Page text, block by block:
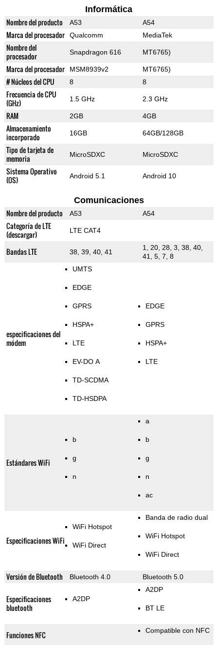
Informática
Nombre del producto A53 A54
Marca del procesador Qualcomm MediaTek
Nombre del
procesador
Snapdragon 616 MT6765)
Marca del procesador MSM8939v2 MT6765)
# Núcleos del CPU 8 8
Frecuencia de CPU
(GHz)
1.5 GHz 2.3 GHz
RAM 2GB 4GB
Almacenamiento
incorporado
16GB 64GB/128GB
Tipo de tarjeta de
memoria
MicroSDXC MicroSDXC
Sistema Operativo
(OS)
Android 5.1 Android 10
Comunicaciones
Nombre del producto A53 A54
Categoría de LTE
(descargar)
LTE CAT4
Bandas LTE 38, 39, 40, 41
1, 20, 28, 3, 38, 40,
41, 5, 7, 8
especificaciones del
módem
UMTS
EDGE
GPRS
HSPA+
LTE
EV-DO A
TD-SCDMA
TD-HSDPA
EDGE
GPRS
HSPA+
LTE
Estándares WiFi
b
g
n
a
b
g
n
ac
Especificaciones WiFi
WiFi Hotspot
WiFi Direct
Banda de radio dual
WiFi Hotspot
WiFi Direct
Versión de Bluetooth Bluetooth 4.0 Bluetooth 5.0
Especificaciones
bluetooth
A2DP
A2DP
BT LE
Funciones NFC Compatible con NFC